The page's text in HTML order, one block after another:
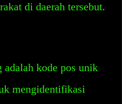
di daerah tersebut.
adalah kode pos unik
mengidentifikasi